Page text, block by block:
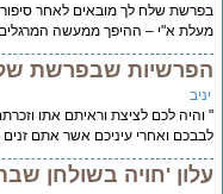
שלח לך מובאים לאחר סיפור
א"י – ההיפך ממעשה המרגלים.
שבפרשת
לכם לציצת וראיתם אתו
ואחרי עיניכם אשר אתם זנים
'חויה בשולחן